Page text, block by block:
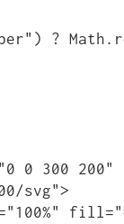
0 300 200"
svg">